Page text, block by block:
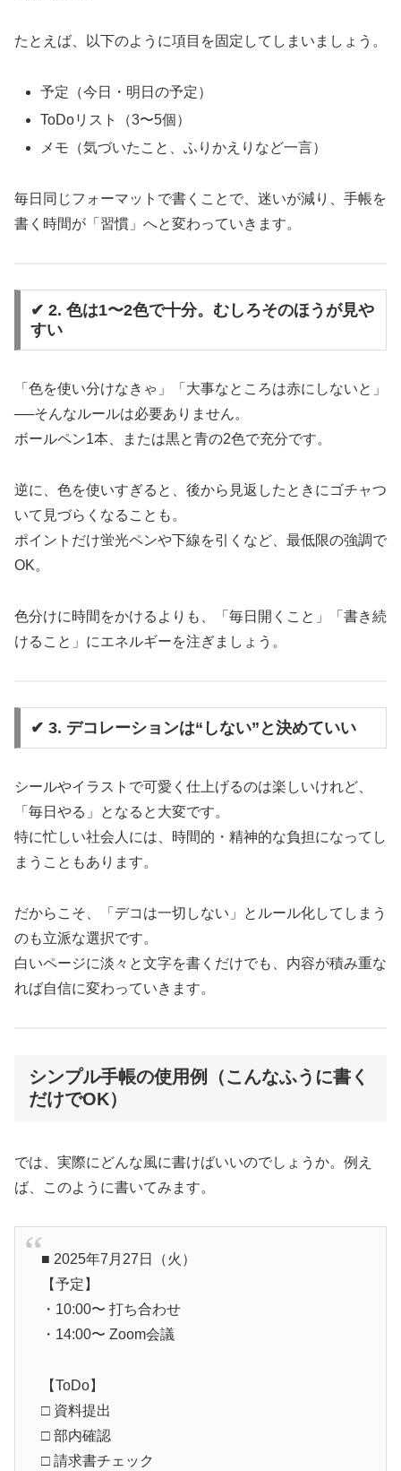
たとえば、以下のように項目を固定してしまいましょう。
予定（今日・明日の予定）
ToDoリスト（3〜5個）
メモ（気づいたこと、ふりかえりなど一言）
毎日同じフォーマットで書くことで、迷いが減り、手帳を
書く時間が「習慣」へと変わっていきます。
✔ 2. 色は1〜2色で十分。むしろそのほうが見や
すい
「色を使い分けなきゃ」「大事なところは赤にしないと」
──そんなルールは必要ありません。
ボールペン1本、または黒と青の2色で充分です。
逆に、色を使いすぎると、後から見返したときにゴチャつ
いて見づらくなることも。
ポイントだけ蛍光ペンや下線を引くなど、最低限の強調で
OK。
色分けに時間をかけるよりも、「毎日開くこと」「書き続
けること」にエネルギーを注ぎましょう。
✔ 3. デコレーションは“しない”と決めていい
シールやイラストで可愛く仕上げるのは楽しいけれど、
「毎日やる」となると大変です。
特に忙しい社会人には、時間的・精神的な負担になってし
まうこともあります。
だからこそ、「デコは一切しない」とルール化してしまう
のも立派な選択です。
白いページに淡々と文字を書くだけでも、内容が積み重な
れば自信に変わっていきます。
シンプル手帳の使用例（こんなふうに書く
だけでOK）
では、実際にどんな風に書けばいいのでしょうか。例え
ば、このように書いてみます。
■ 2025年7月27日（火）
【予定】
・10:00〜 打ち合わせ
・14:00〜 Zoom会議
【ToDo】
□ 資料提出
□ 部内確認
□ 請求書チェック